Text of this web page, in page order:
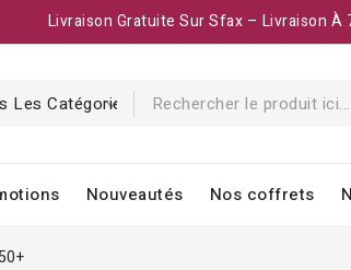
Livraison Gratuite Sur Sfax – Livraison À
Nouveautés Nos coffrets